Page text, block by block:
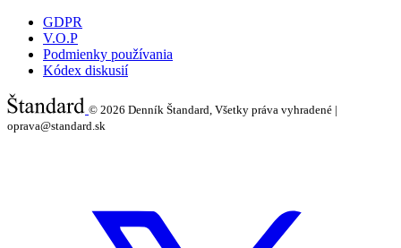
GDPR
V.O.P
Podmienky používania
Kódex diskusií
© 2026 Denník Štandard, Všetky práva vyhradené |
oprava@standard.sk